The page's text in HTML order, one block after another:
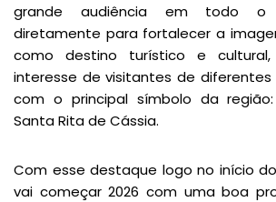
grande audiência em todo o
diretamente para fortalecer a
como destino turístico e
interesse de visitantes de diferentes
com o principal símbolo da
Santa Rita de Cássia.
Com esse destaque logo no início
vai começar 2026 com uma boa